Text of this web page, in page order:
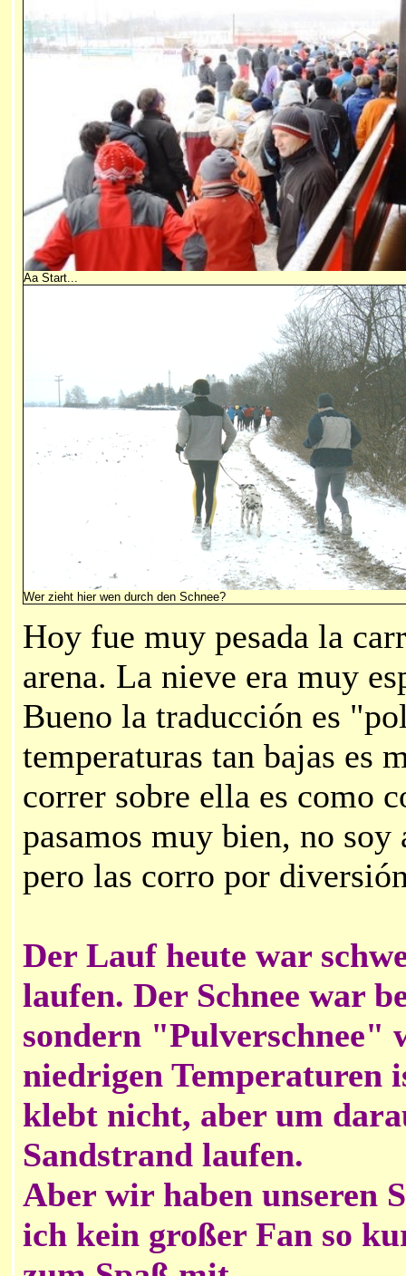
Aa Start...
Wer zieht hier wen durch den Schnee?
Hoy fue muy pesada la
arena. La nieve era muy
Bueno la traducción es
temperaturas tan bajas es
correr sobre ella es como
pasamos muy bien, no soy
pero las corro por
Der Lauf heute war
laufen. Der Schnee war
sondern "Pulverschnee"
niedrigen Temperaturen
klebt nicht, aber um
Sandstrand laufen.
Aber wir haben unseren
ich kein großer Fan so